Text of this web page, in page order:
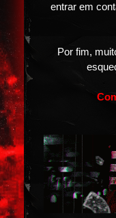
entrar em
Por fim,